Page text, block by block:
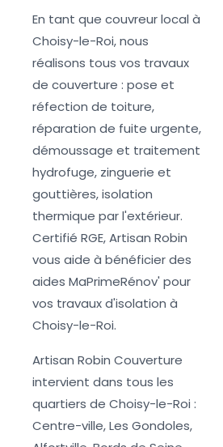
En tant que couvreur local à
Choisy-le-Roi, nous
réalisons tous vos travaux
de couverture : pose et
réfection de toiture,
réparation de fuite urgente,
démoussage et traitement
hydrofuge, zinguerie et
gouttières, isolation
thermique par l'extérieur.
Certifié RGE, Artisan Robin
vous aide à bénéficier des
aides MaPrimeRénov' pour
vos travaux d'isolation à
Choisy-le-Roi.
Artisan Robin Couverture
intervient dans tous les
quartiers de Choisy-le-Roi :
Centre-ville, Les Gondoles,